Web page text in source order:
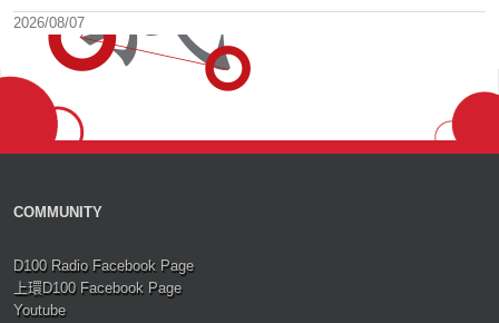
2026/08/07
COMMUNITY
D100 Radio Facebook Page
上環D100 Facebook Page
Youtube